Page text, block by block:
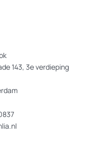
The exhibition makes
video portraits with
selection of materials
Kom zondag 10 december
If I Can’t Dance, I Don’t
143, 3e verdieping